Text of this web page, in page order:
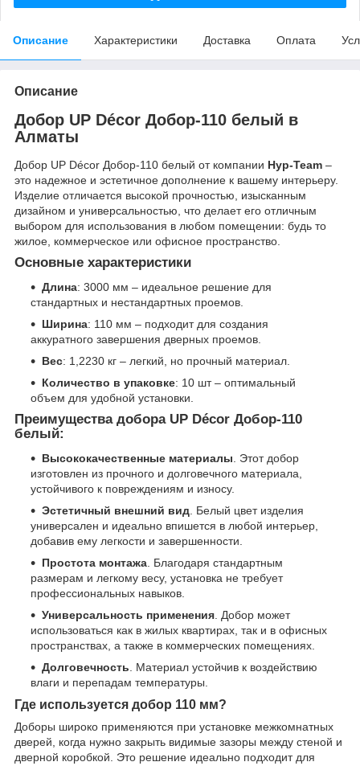
Описание Характеристики Доставка Оплата
Описание
Добор UP Décor Добор-110 белый в
Алматы
Добор UP Décor Добор-110 белый от компании Нур-Team –
это надежное и эстетичное дополнение к вашему интерьеру.
Изделие отличается высокой прочностью, изысканным
дизайном и универсальностью, что делает его отличным
выбором для использования в любом помещении: будь то
жилое, коммерческое или офисное пространство.
Основные характеристики
Длина: 3000 мм – идеальное решение для
стандартных и нестандартных проемов.
Ширина: 110 мм – подходит для создания
аккуратного завершения дверных проемов.
Вес: 1,2230 кг – легкий, но прочный материал.
Количество в упаковке: 10 шт – оптимальный
объем для удобной установки.
Преимущества добора UP Décor Добор-110
белый:
Высококачественные материалы . Этот добор
изготовлен из прочного и долговечного материала,
устойчивого к повреждениям и износу.
Эстетичный внешний вид . Белый цвет изделия
универсален и идеально впишется в любой интерьер,
добавив ему легкости и завершенности.
Простота монтажа . Благодаря стандартным
размерам и легкому весу, установка не требует
профессиональных навыков.
Универсальность применения . Добор может
использоваться как в жилых квартирах, так и в офисных
пространствах, а также в коммерческих помещениях.
Долговечность . Материал устойчив к воздействию
влаги и перепадам температуры.
Где используется добор 110 мм?
Доборы широко применяются при установке межкомнатных
дверей, когда нужно закрыть видимые зазоры между стеной и
дверной коробкой. Это решение идеально подходит для